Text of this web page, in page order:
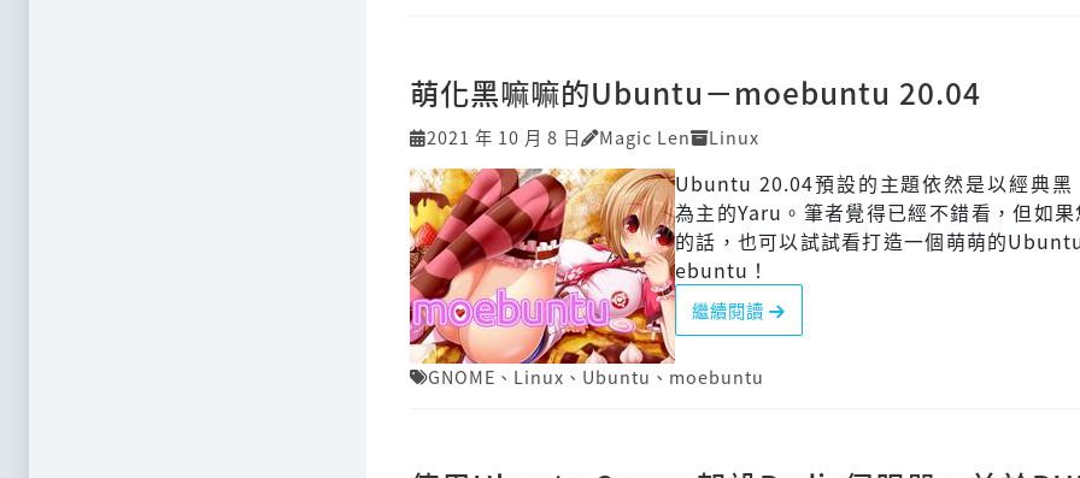
萌化黑嘛嘛的Ubuntu－moebuntu 20.04
2021 年 10 月 8 日 Magic Len Linux
Ubuntu 20.04預設的主題依然是以經典黑
為主的Yaru。筆者覺得已經不錯看，但如
的話，也可以試試看打造一個萌萌的
ebuntu！
繼續閱讀
GNOME 、 Linux 、 Ubuntu 、 moebuntu